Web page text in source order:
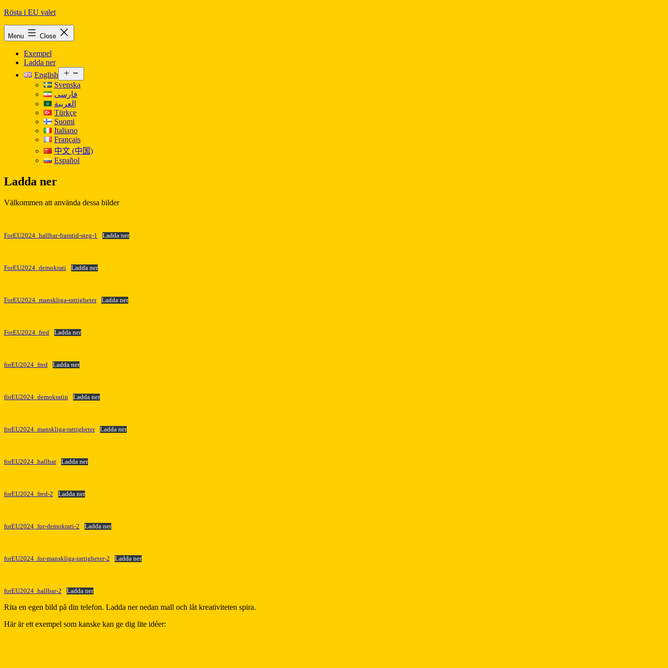
Skip
Rösta i EU valet
Menu Close
Exempel
Ladda ner
English
menu
Svenska
فارسی
العربية
Türkçe
Suomi
Italiano
Français
中文 (中国)
Español
Ladda ner
Välkommen att använda dessa bilder
ForEU2024_hallbar-framtid-steg-1 Ladda ner
ForEU2024_demokrati Ladda ner
ForEU2024_manskliga-rattigheter Ladda ner
ForEU2024_fred Ladda ner
forEU2024_fred Ladda ner
förEU2024_demokratin Ladda ner
forEU2024_manskliga-rattigheter Ladda ner
forEU2024_hallbar Ladda ner
forEU2024_fred-2 Ladda ner
forEU2024_for-demokrati-2 Ladda ner
forEU2024_for-manskliga-rattigheter-2 Ladda ner
forEU2024_hallbar-2 Ladda ner
Rita en egen bild på din telefon. Ladda ner nedan mall och låt kreativiteten spira.
Här är ett exempel som kanske kan ge dig lite idéer: